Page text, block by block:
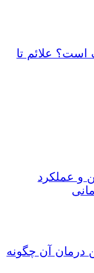
است؟ علائم تا
و عملکرد
آن چگونه